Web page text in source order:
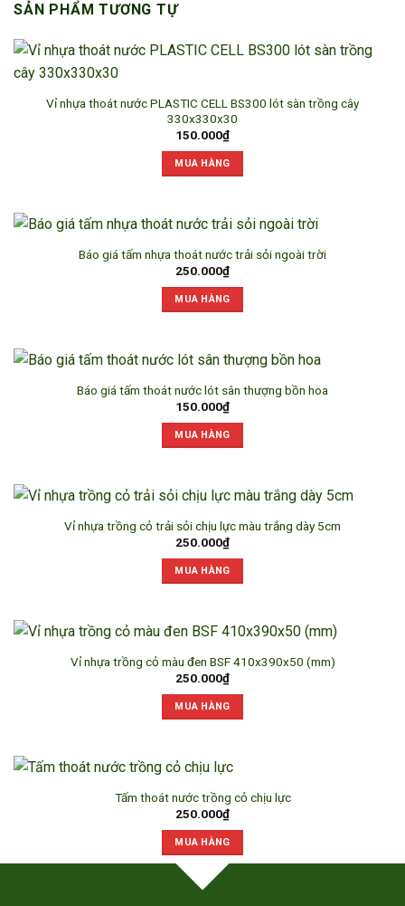
SẢN PHẨM TƯƠNG TỰ
Vỉ nhựa thoát nước PLASTIC CELL BS300 lót sàn trồng cây
330x330x30
150.000₫
MUA HÀNG
Báo giá tấm nhựa thoát nước trải sỏi ngoài trời
250.000₫
MUA HÀNG
Báo giá tấm thoát nước lót sân thượng bồn hoa
150.000₫
MUA HÀNG
Vỉ nhựa trồng cỏ trải sỏi chịu lực màu trắng dày 5cm
250.000₫
MUA HÀNG
Vỉ nhựa trồng cỏ màu đen BSF 410x390x50 (mm)
250.000₫
MUA HÀNG
Tấm thoát nước trồng cỏ chịu lực
250.000₫
MUA HÀNG